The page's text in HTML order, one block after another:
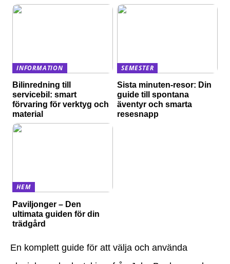
INFORMATION
Bilinredning till
servicebil: smart
förvaring för verktyg och
material
SEMESTER
Sista minuten-resor: Din
guide till spontana
äventyr och smarta
resesnapp
HEM
Paviljonger – Den
ultimata guiden för din
trädgård
En komplett guide för att välja och använda